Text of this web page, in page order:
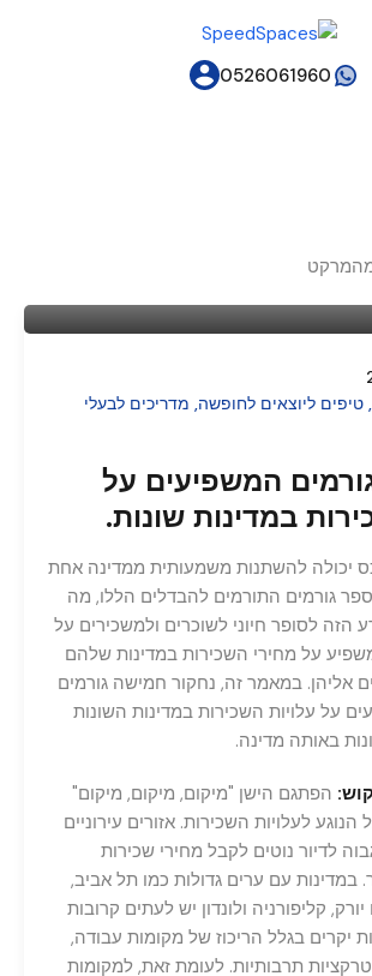
0526061960
Speed
, טיפים ליוצאים לחופשה, מדריכים לבעלי
המשפיעים על
במדינות שונות.
יכולה להשתנות משמעותית ממדינה אחת
גורמים התורמים להבדלים הללו, מה
הזה לסופר חיוני לשוכרים ולמשכירים על
על מחירי השכירות במדינות שלהם
אליהן. במאמר זה, נחקור חמישה גורמים
על עלויות השכירות במדינות השונות
באותה מדינה.
הפתגם הישן "מיקום, מיקום, מיקום"
לעלויות השכירות. אזורים עירוניים
לדיור נוטים לקבל מחירי שכירות
במדינות עם ערים גדולות כמו תל אביב,
יורק, קליפורניה ולונדון יש לעתים קרובות
יקרים בגלל הריכוז של מקומות עבודה,
תרבותיות. לעומת זאת, למקומות